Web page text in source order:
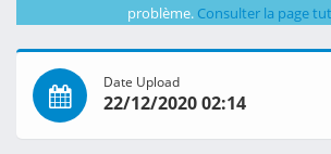
problème. Consulter la page
Date Upload
22/12/2020 02:14